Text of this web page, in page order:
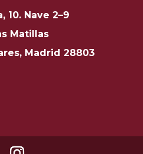
10. Nave 2–9
Matillas
Madrid 28803